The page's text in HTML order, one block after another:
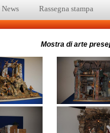
News Rassegna stampa
Mostra di arte